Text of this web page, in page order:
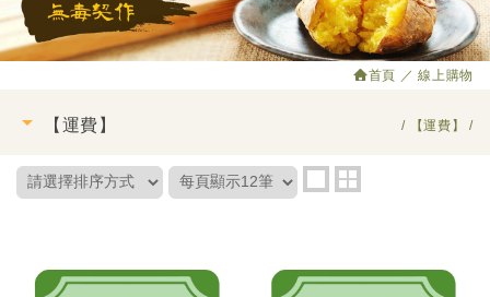
首頁 線上購物
【運費】
【運費】
訂單查詢
追蹤清單